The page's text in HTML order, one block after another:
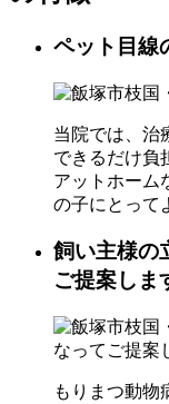
ペット目線
当院では、治
できるだけ負
アットホーム
の子にとって
飼い主様の
ご提案しま
もりまつ動物